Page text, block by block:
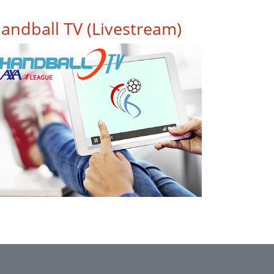
TV (Livestream)